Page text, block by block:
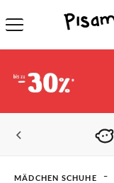
MÄDCHEN SCHUHE